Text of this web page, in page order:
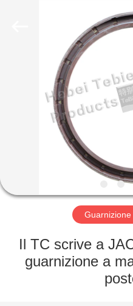
PRODOTTI
GIRO
FABBRICA
CONTROLLO
Il TC scrive a
guarnizione a